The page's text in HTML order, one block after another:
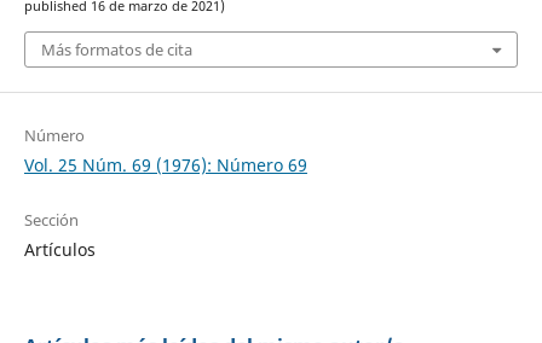
published 16 de marzo de 2021)
Más formatos de cita
Número
Vol. 25 Núm. 69 (1976): Número 69
Sección
Artículos